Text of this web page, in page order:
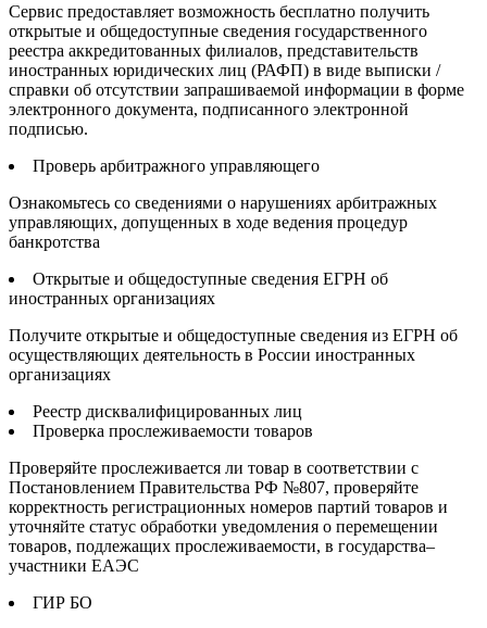
Сервис предоставляет возможность бесплатно получить
открытые и общедоступные сведения государственного
реестра аккредитованных филиалов, представительств
иностранных юридических лиц (РАФП) в виде выписки /
справки об отсутствии запрашиваемой информации в форме
электронного документа, подписанного электронной
подписью.
Проверь арбитражного управляющего
Ознакомьтесь со сведениями о нарушениях арбитражных
управляющих, допущенных в ходе ведения процедур
банкротства
Открытые и общедоступные сведения ЕГРН об
иностранных организациях
Получите открытые и общедоступные сведения из ЕГРН об
осуществляющих деятельность в России иностранных
организациях
Реестр дисквалифицированных лиц
Проверка прослеживаемости товаров
Проверяйте прослеживается ли товар в соответствии с
Постановлением Правительства РФ №807, проверяйте
корректность регистрационных номеров партий товаров и
уточняйте статус обработки уведомления о перемещении
товаров, подлежащих прослеживаемости, в государства–
участники ЕАЭС
ГИР БО